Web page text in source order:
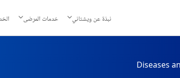
نبذة عن ويشتاني خدمات المرضى
Diseases